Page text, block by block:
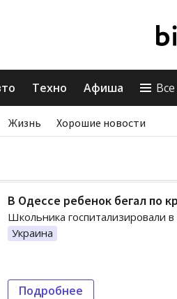
Техно Афиша
Жизнь Хорошие новости
В Одессе ребенок бегал по
Школьника госпитализировали
Украина
Подробнее